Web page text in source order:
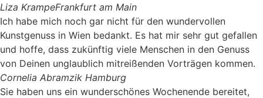
Liza KrampeFrankfurt am Main
Ich habe mich noch gar nicht für den wundervollen
Kunstgenuss in Wien bedankt. Es hat mir sehr gut gefallen
und hoffe, dass zukünftig viele Menschen in den Genuss
von Deinen unglaublich mitreißenden Vorträgen kommen.
Cornelia Abramzik Hamburg
Sie haben uns ein wunderschönes Wochenende bereitet,